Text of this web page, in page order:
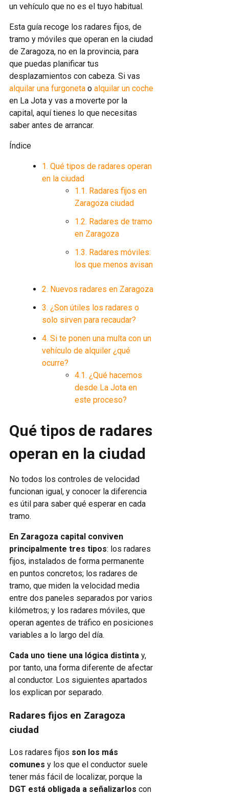
un vehículo que no es el tuyo habitual.
Esta guía recoge los radares fijos, de
tramo y móviles que operan en la ciudad
de Zaragoza, no en la provincia, para
que puedas planificar tus
desplazamientos con cabeza. Si vas
alquilar una furgoneta o alquilar un coche
en La Jota y vas a moverte por la
capital, aquí tienes lo que necesitas
saber antes de arrancar.
Índice
1. Qué tipos de radares operan
en la ciudad
1.1. Radares fijos en
Zaragoza ciudad
1.2. Radares de tramo
en Zaragoza
1.3. Radares móviles:
los que menos avisan
2. Nuevos radares en Zaragoza
3. ¿Son útiles los radares o
solo sirven para recaudar?
4. Si te ponen una multa con un
vehículo de alquiler ¿qué
ocurre?
4.1. ¿Qué hacemos
desde La Jota en
este proceso?
Qué tipos de radares
operan en la ciudad
No todos los controles de velocidad
funcionan igual, y conocer la diferencia
es útil para saber qué esperar en cada
tramo.
En Zaragoza capital conviven
principalmente tres tipos: los radares
fijos, instalados de forma permanente
en puntos concretos; los radares de
tramo, que miden la velocidad media
entre dos paneles separados por varios
kilómetros; y los radares móviles, que
operan agentes de tráfico en posiciones
variables a lo largo del día.
Cada uno tiene una lógica distinta y,
por tanto, una forma diferente de afectar
al conductor. Los siguientes apartados
los explican por separado.
Radares fijos en Zaragoza
ciudad
Los radares fijos son los más
comunes y los que el conductor suele
tener más fácil de localizar, porque la
DGT está obligada a señalizarlos con